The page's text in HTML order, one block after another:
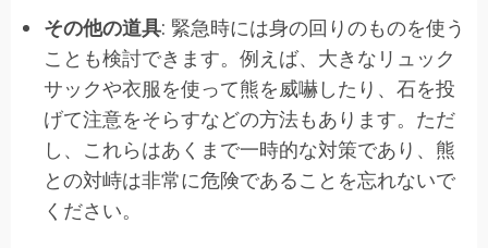
その他の道具: 緊急時には身の回りのものを使う
ことも検討できます。例えば、大きなリュック
サックや衣服を使って熊を威嚇したり、石を投
げて注意をそらすなどの方法もあります。ただ
し、これらはあくまで一時的な対策であり、熊
との対峙は非常に危険であることを忘れないで
ください。